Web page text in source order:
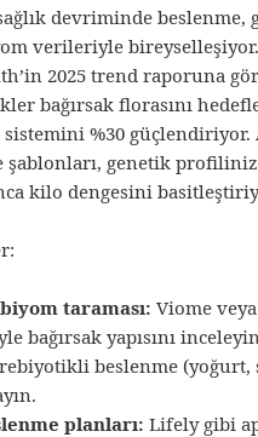
devriminde beslenme,
verileriyle bireyselleşiyor.
2025 trend raporuna
bağırsak florasını
sistemini %30 güçlendiriyor.
şablonları, genetik
kilo dengesini
taraması: Viome
bağırsak yapısını
beslenme (yoğurt,
planları: Lifely gibi